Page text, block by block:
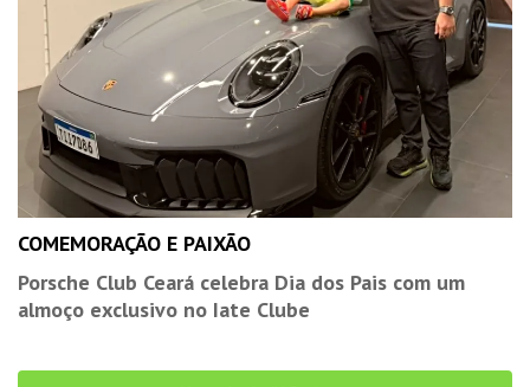
COMEMORAÇÃO E PAIXÃO
Porsche Club Ceará celebra Dia dos Pais com um
almoço exclusivo no Iate Clube